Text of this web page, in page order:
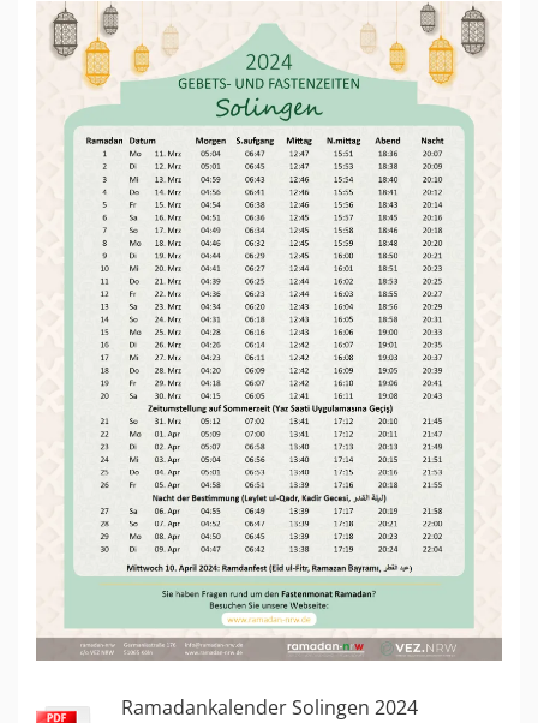
Ramadankalender Solingen 2024